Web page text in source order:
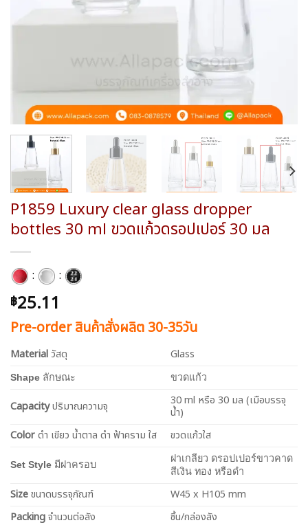
P1859 Luxury clear glass dropper
bottles 30 ml ขวดแก้วดรอปเปอร์ 30 มล
: :
฿25.11
Pre-order สินค้าสั่งผลิต 30-35วัน
Material วัสดุ Glass
Shape ลักษณะ ขวดแก้ว
Capacityปริมาณความจุ
30 ml หรือ 30 มล (เมือบรรจุ
น้ำ)
Colorดำ เขียว น้ำตาล ดำ ฟ้าคราม ใส ขวดแก้วใส
Set Style มีฝาครอบ
ฝาเกลียว ดรอปเปอร์ขาวคาด
สีเงิน ทอง หรือดำ
Sizeขนาดบรรจุภัณฑ์
W45 x H105 mm
Packingจำนวนต่อลัง
ชิ้น/กล่องลัง